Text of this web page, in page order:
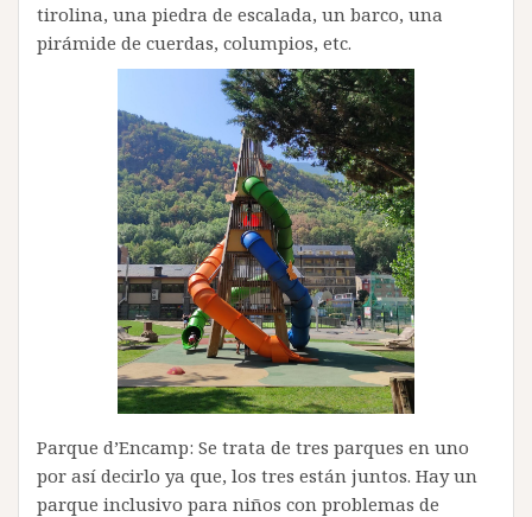
tirolina, una piedra de escalada, un barco, una
pirámide de cuerdas, columpios, etc.
Parque d’Encamp: Se trata de tres parques en uno
por así decirlo ya que, los tres están juntos. Hay un
parque inclusivo para niños con problemas de